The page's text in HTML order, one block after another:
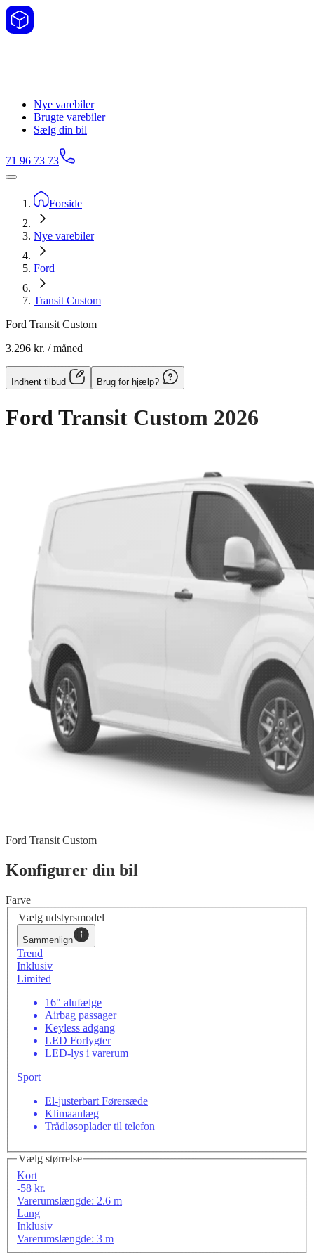
Nye varebiler
Brugte varebiler
Sælg din bil
71 96 73 73
Forside
Nye varebiler
Ford
Transit Custom
Ford Transit Custom
3.296 kr. / måned
Indhent tilbud Brug for hjælp?
Ford Transit Custom 2026
Ford Transit Custom
Konfigurer din bil
Farve
Vælg udstyrsmodel
Sammenlign
Trend
Inklusiv
Limited
16" alufælge
Airbag passager
Keyless adgang
LED Forlygter
LED-lys i varerum
Sport
El-justerbart Førersæde
Klimaanlæg
Trådløsoplader til telefon
Vælg størrelse
Kort
-58 kr.
Varerumslængde: 2.6 m
Lang
Inklusiv
Varerumslængde: 3 m